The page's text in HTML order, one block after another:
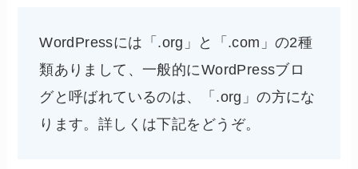
WordPressには「.org」と「.com」の2種
類ありまして、一般的にWordPressブロ
グと呼ばれているのは、「.org」の方にな
ります。詳しくは下記をどうぞ。